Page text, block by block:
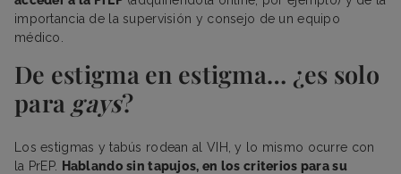
importancia de la supervisión y consejo de un equipo
médico.
De estigma en estigma… ¿es solo
para gays?
Los estigmas y tabús rodean al VIH, y lo mismo ocurre con
la PrEP.
Hablando sin tapujos, en los criterios para su